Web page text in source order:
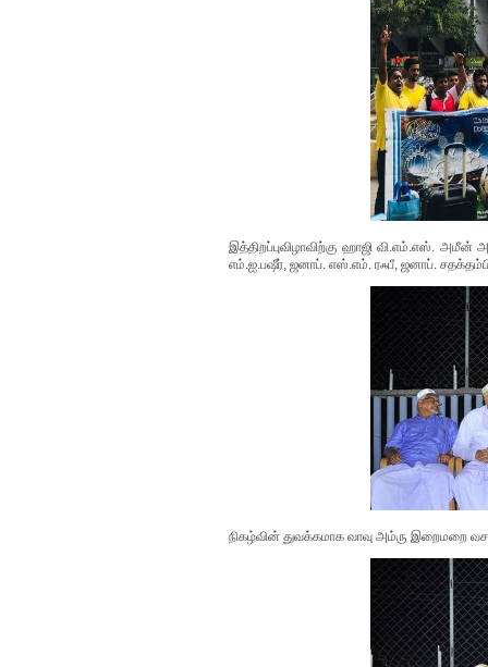
இத்திறப்புவிழாவிற்கு ஹாஜி வி.எம்.எஸ்.
எம்.ஐ.பஷீர், ஜனாப். எஸ்.எம். ரஃபீ, ஜனாப்.
நிகழ்வின் துவக்கமாக வாவு அம்ரு இறைமறை